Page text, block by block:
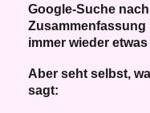
Google-Suche
immer wieder
Aber seht selbst,
sagt: